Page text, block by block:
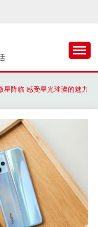
降临 感受星光璀璨的魅力